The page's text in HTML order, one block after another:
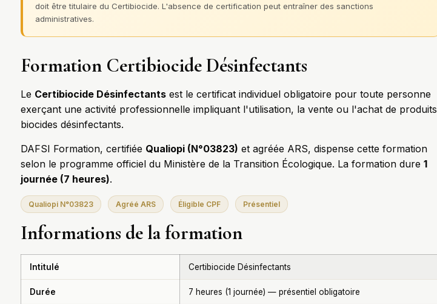
doit être titulaire du Certibiocide. L'absence de certification peut entraîner des sanctions
administratives.
Formation Certibiocide Désinfectants
Le Certibiocide Désinfectants est le certificat individuel obligatoire pour toute personne
exerçant une activité professionnelle impliquant l'utilisation, la vente ou l'achat de produits
biocides désinfectants.
DAFSI Formation, certifiée Qualiopi (N°03823) et agréée ARS, dispense cette formation
selon le programme officiel du Ministère de la Transition Écologique. La formation dure 1
journée (7 heures).
Qualiopi N°03823 Agréé ARS Éligible CPF Présentiel
Informations de la formation
Intitulé Certibiocide Désinfectants
Durée 7 heures (1 journée) — présentiel obligatoire